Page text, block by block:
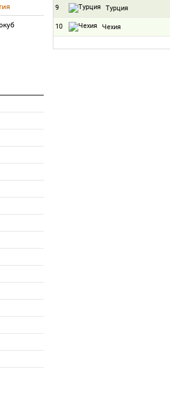
9 Турция
10 Чехия